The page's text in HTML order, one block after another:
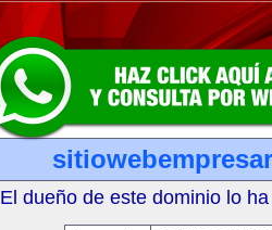
El dueño de este dominio lo